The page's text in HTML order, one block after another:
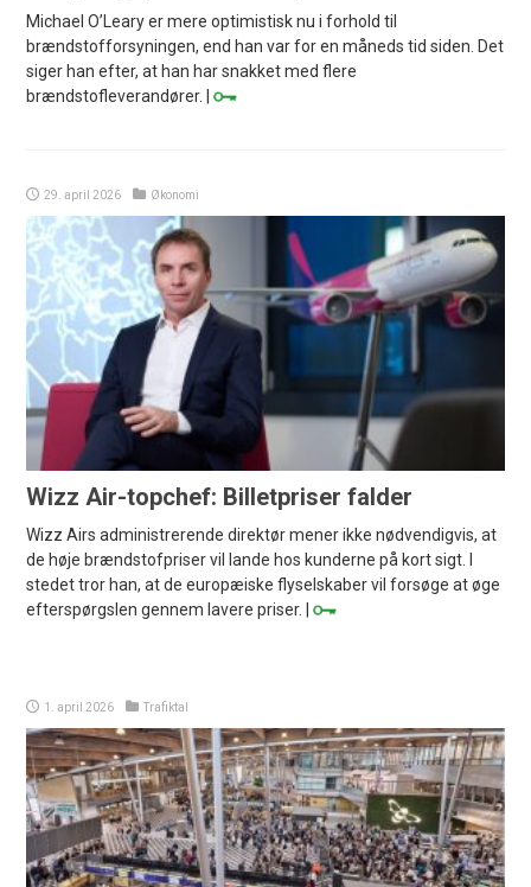
Michael O’Leary er mere optimistisk nu i forhold til
brændstofforsyningen, end han var for en måneds tid siden. Det
siger han efter, at han har snakket med flere
brændstofleverandører. |
29. april 2026 Økonomi
Wizz Air-topchef: Billetpriser falder
Wizz Airs administrerende direktør mener ikke nødvendigvis, at
de høje brændstofpriser vil lande hos kunderne på kort sigt. I
stedet tror han, at de europæiske flyselskaber vil forsøge at øge
efterspørgslen gennem lavere priser. |
1. april 2026 Trafiktal